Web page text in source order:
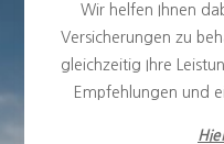
Wir helfen Ihnen
Versicherungen zu
gleichzeitig Ihre
Empfehlungen und